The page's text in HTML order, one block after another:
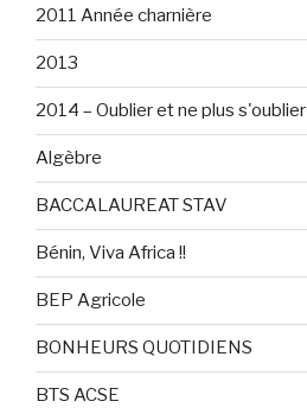
2011 Année charnière
2013
2014 – Oublier et ne plus s'oublier
Algèbre
BACCALAUREAT STAV
Bénin, Viva Africa !!
BEP Agricole
BONHEURS QUOTIDIENS
BTS ACSE